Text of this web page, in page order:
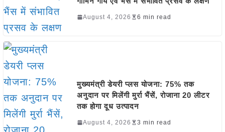
August 4, 2026 6 min read
मुख्यमंत्री डेयरी प्लस योजना: 75% तक
अनुदान पर मिलेंगी मुर्रा भैंसें, रोजाना 20 लीटर
तक होगा दूध उत्पादन
August 4, 2026 3 min read